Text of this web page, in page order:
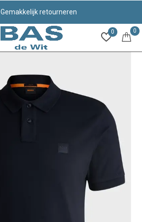
0 0
Gemakkelijk retourneren